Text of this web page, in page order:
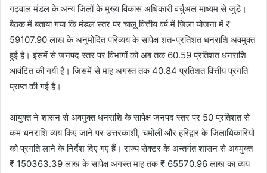
गढ़वाल मंडल के अन्य जिलों के मुख्य विकास अधिकारी वर्चुअल माध्यम से जुड़े।
बैठक में बताया गया कि मंडल स्तर पर चालू वित्तीय वर्ष में जिला योजना में ₹
59107.90 लाख के अनुमोदित परिव्यय के सापेक्ष शत-प्रतिशत धनराशि अवमुक्त
हुई है। इसमें से जनपद स्तर पर विभागों को अब तक 60.59 प्रतिशत धनराशि
आवंटित की गयी है। जिसमें से माह अगस्त तक 40.84 प्रतिशत वित्तीय प्रगति
प्राप्त की गई है।
आयुक्त ने शासन से अवमुक्त धनराशि के सापेक्ष जनपद स्तर पर 50 प्रतिशत से
कम धनराशि व्यय किए जाने पर उत्तरकाशी, चमोली और हरिद्वार के जिलाधिकारियों
को प्रगति लाने के निर्देश दिए गए हैं। राज्य सेक्टर के अन्तर्गत शासन से अवमुक्त
₹ 150363.39 लाख के सापेक्ष अगस्त माह तक ₹ 65570.96 लाख का व्यय